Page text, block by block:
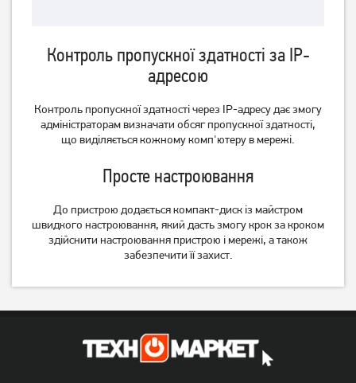
Маршрутизатор TP-Link
2 499грн
Маршрутизатор TP-Link
Archer AX12
1 849
Маршрутизатор TP-Link
Маршрутизатор TP-Link
1 049грн
Контроль пропускної здатності за IP-
адресою
Контроль пропускної здатності через IP-адресу дає змогу
адміністраторам визначати обсяг пропускної здатності,
що виділяється кожному комп'ютеру в мережі.
Просте настроювання
До пристрою додається компакт-диск із майстром
швидкого настроювання, який дасть змогу крок за кроком
здійснити настроювання пристрою і мережі, а також
забезпечити її захист.